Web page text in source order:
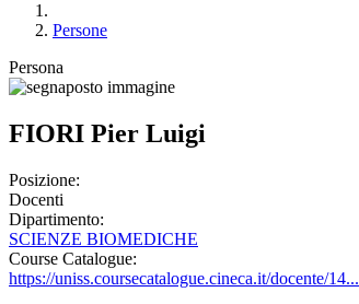
Persone
Persona
FIORI Pier Luigi
Posizione:
Docenti
Dipartimento:
SCIENZE BIOMEDICHE
Course Catalogue:
https://uniss.coursecatalogue.cineca.it/docente/14...